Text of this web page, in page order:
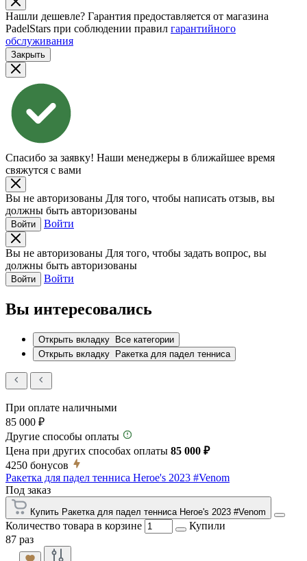
Нашли дешевле? Гарантия предоставляется от магазина
PadelStars при соблюдении правил гарантийного
обслуживания
Закрыть
Спасибо за заявку! Наши менеджеры в ближайшее время
свяжутся с вами
Вы не авторизованы Для того, чтобы написать отзыв, вы
должны быть авторизованы
Войти Войти
Вы не авторизованы Для того, чтобы задать вопрос, вы
должны быть авторизованы
Войти Войти
Вы интересовались
Открыть вкладку
Все категории
Открыть вкладку
Ракетка для падел тенниса
При оплате наличными
85 000 ₽
Другие способы оплаты
Цена при других способах оплаты 85 000 ₽
4250 бонусов
Ракетка для падел тенниса Heroe's 2023 #Venom
Под заказ
Купить Ракетка для падел тенниса Heroe's 2023 #Venom
Количество товара в корзине
Купили
87 раз